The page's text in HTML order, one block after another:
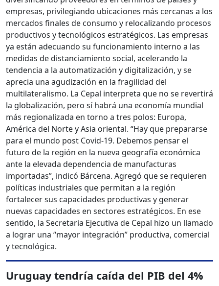
empresas, privilegiando ubicaciones más cercanas a los
mercados finales de consumo y relocalizando procesos
productivos y tecnológicos estratégicos. Las empresas
ya están adecuando su funcionamiento interno a las
medidas de distanciamiento social, acelerando la
tendencia a la automatización y digitalización, y se
aprecia una agudización en la fragilidad del
multilateralismo. La Cepal interpreta que no se revertirá
la globalización, pero sí habrá una economía mundial
más regionalizada en torno a tres polos: Europa,
América del Norte y Asia oriental. “Hay que prepararse
para el mundo post Covid-19. Debemos pensar el
futuro de la región en la nueva geografía económica
ante la elevada dependencia de manufacturas
importadas”, indicó Bárcena. Agregó que se requieren
políticas industriales que permitan a la región
fortalecer sus capacidades productivas y generar
nuevas capacidades en sectores estratégicos. En ese
sentido, la Secretaria Ejecutiva de Cepal hizo un llamado
a lograr una “mayor integración” productiva, comercial
y tecnológica.
Uruguay tendría caída del PIB del 4%